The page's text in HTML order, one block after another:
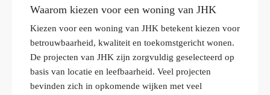
Waarom kiezen voor een woning van JHK
Kiezen voor een woning van JHK betekent kiezen voor
betrouwbaarheid, kwaliteit en toekomstgericht wonen.
De projecten van JHK zijn zorgvuldig geselecteerd op
basis van locatie en leefbaarheid. Veel projecten
bevinden zich in opkomende wijken met veel